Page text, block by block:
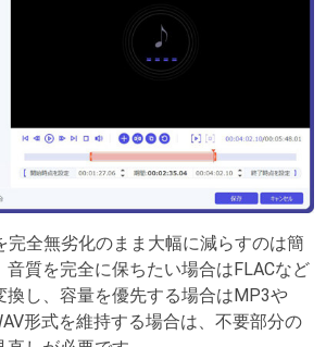
完全無劣化のまま大幅に減らすのは簡
質を完全に保ちたい場合はFLACなど
換し、容量を優先する場合はMP3や
形式を維持する場合は、不要部分の